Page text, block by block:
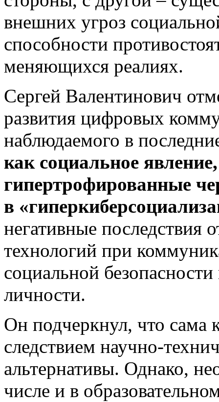
внешних угроз
способности
меняющихся реалиях.
Сергей Валентинович
развития цифровых
наблюдаемого в
как социальное
гипертрофированные
в
негативные последствия
технологий при
социальной
личности.
Он подчеркнул, что сама
следствием научно-
альтернативы. Однако,
числе и в